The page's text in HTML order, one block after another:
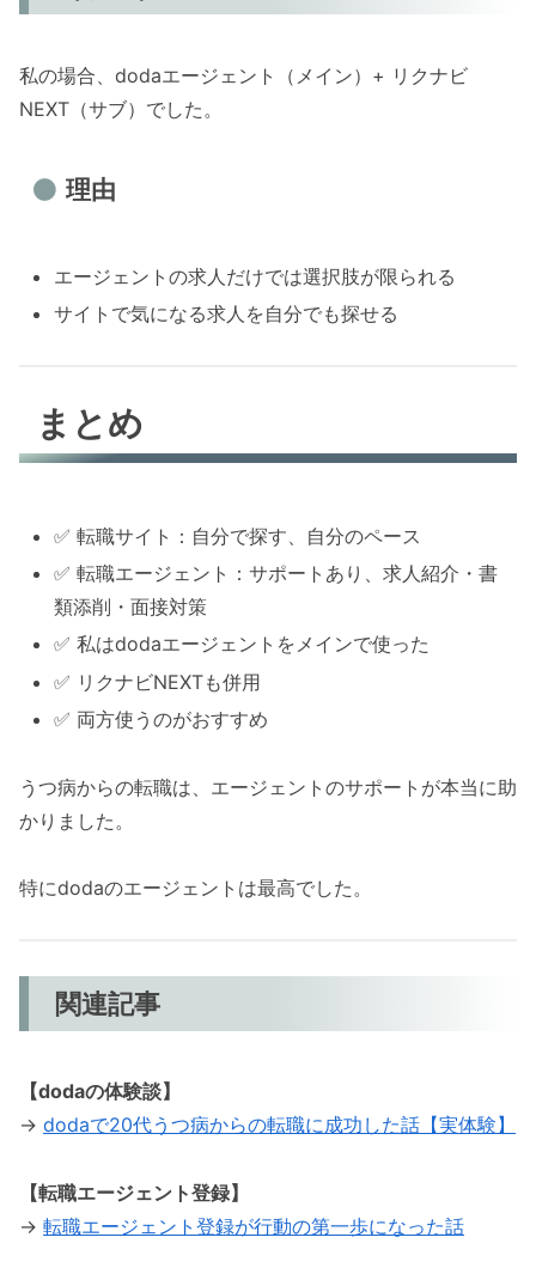
私の場合、dodaエージェント（メイン）+ リクナビ
NEXT（サブ）でした。
理由
エージェントの求人だけでは選択肢が限られる
サイトで気になる求人を自分でも探せる
まとめ
✅ 転職サイト：自分で探す、自分のペース
✅ 転職エージェント：サポートあり、求人紹介・書
類添削・面接対策
✅ 私はdodaエージェントをメインで使った
✅ リクナビNEXTも併用
✅ 両方使うのがおすすめ
うつ病からの転職は、エージェントのサポートが本当に助
かりました。
特にdodaのエージェントは最高でした。
関連記事
【dodaの体験談】
→ dodaで20代うつ病からの転職に成功した話【実体験】
【転職エージェント登録】
→ 転職エージェント登録が行動の第一歩になった話